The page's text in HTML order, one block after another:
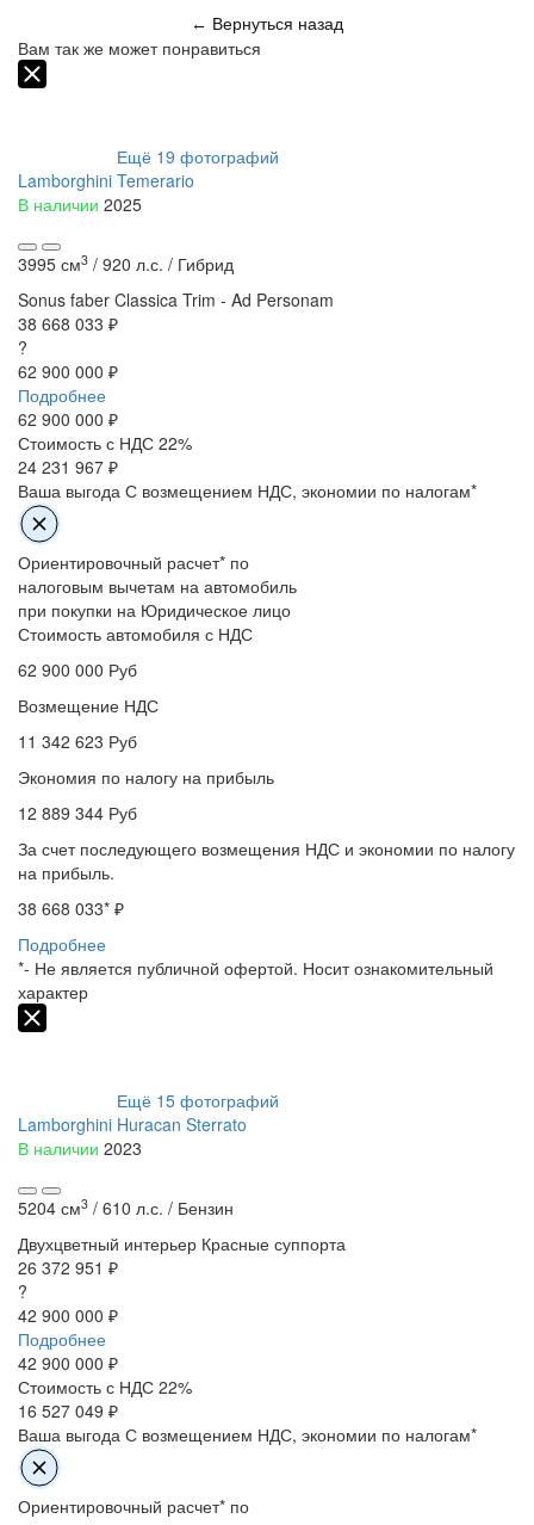
← Вернуться назад
Вам так же может понравиться
Ещё 19 фотографий
Lamborghini Temerario
В наличии 2025
3995 см3 / 920 л.с. / Гибрид
Sonus faber Classica Trim - Ad Personam
38 668 033 ₽
?
62 900 000 ₽
Подробнее
62 900 000 ₽
Стоимость с НДС 22%
24 231 967 ₽
Ваша выгода С возмещением НДС, экономии по налогам*
Ориентировочный расчет* по
налоговым вычетам на автомобиль
при покупки на Юридическое лицо
Стоимость автомобиля с НДС
62 900 000 Руб
Возмещение НДС
11 342 623 Руб
Экономия по налогу на прибыль
12 889 344 Руб
За счет последующего возмещения НДС и экономии по налогу
на прибыль.
38 668 033* ₽
Подробнее
*- Не является публичной офертой. Носит ознакомительный
характер
Ещё 15 фотографий
Lamborghini Huracan Sterrato
В наличии 2023
5204 см3 / 610 л.с. / Бензин
Двухцветный интерьер Красные суппорта
26 372 951 ₽
?
42 900 000 ₽
Подробнее
42 900 000 ₽
Стоимость с НДС 22%
16 527 049 ₽
Ваша выгода С возмещением НДС, экономии по налогам*
Ориентировочный расчет* по